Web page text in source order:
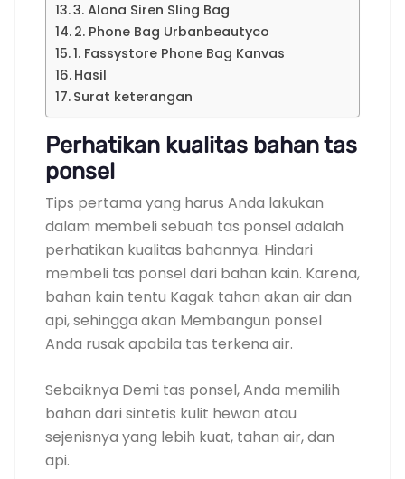
3. Alona Siren Sling Bag
2. Phone Bag Urbanbeautyco
1. Fassystore Phone Bag Kanvas
Hasil
Surat keterangan
Perhatikan kualitas bahan tas
ponsel
Tips pertama yang harus Anda lakukan
dalam membeli sebuah tas ponsel adalah
perhatikan kualitas bahannya. Hindari
membeli tas ponsel dari bahan kain. Karena,
bahan kain tentu Kagak tahan akan air dan
api, sehingga akan Membangun ponsel
Anda rusak apabila tas terkena air.
Sebaiknya Demi tas ponsel, Anda memilih
bahan dari sintetis kulit hewan atau
sejenisnya yang lebih kuat, tahan air, dan
api.